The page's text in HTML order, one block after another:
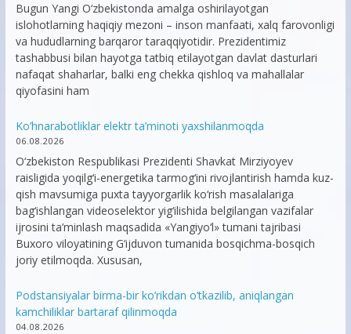
Bugun Yangi O‘zbekistonda amalga oshirilayotgan
islohotlarning haqiqiy mezoni – inson manfaati, xalq farovonligi
va hududlarning barqaror taraqqiyotidir. Prezidentimiz
tashabbusi bilan hayotga tatbiq etilayotgan davlat dasturlari
nafaqat shaharlar, balki eng chekka qishloq va mahallalar
qiyofasini ham
Ko’hnarabotliklar elektr ta’minoti yaxshilanmoqda
06.08.2026
O‘zbekiston Respublikasi Prezidenti Shavkat Mirziyoyev
raisligida yoqilg‘i-energetika tarmog‘ini rivojlantirish hamda kuz-
qish mavsumiga puxta tayyorgarlik ko‘rish masalalariga
bag‘ishlangan videoselektor yig‘ilishida belgilangan vazifalar
ijrosini ta’minlash maqsadida «Yangiyo‘l» tumani tajribasi
Buxoro viloyatining G‘ijduvon tumanida bosqichma-bosqich
joriy etilmoqda. Xususan,
Podstansiyalar birma-bir ko’rikdan o’tkazilib, aniqlangan
kamchiliklar bartaraf qilinmoqda
04.08.2026